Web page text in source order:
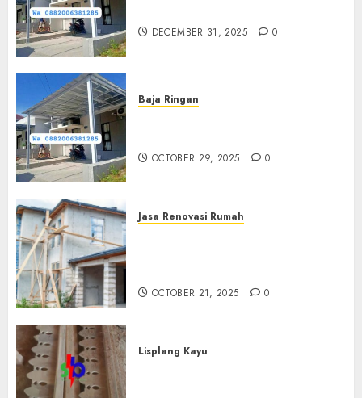
DECEMBER 31, 2025 0
Baja Ringan
OCTOBER 29, 2025 0
Jasa Renovasi Rumah
OCTOBER 21, 2025 0
Lisplang Kayu